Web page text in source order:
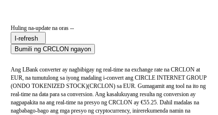
Huling na-update na oras --
I-refresh
Bumili ng CRCLON ngayon
Ang LBank converter ay nagbibigay ng real-time na exchange rate na CRCLON at
EUR, na tumutulong sa iyong madaling i-convert ang CIRCLE INTERNET GROUP
(ONDO TOKENIZED STOCK)(CRCLON) sa EUR. Gumagamit ang tool na ito ng
real-time na data para sa conversion. Ang kasalukuyang resulta ng conversion ay
nagpapakita na ang real-time na presyo ng CRCLON ay €55.25. Dahil madalas na
nagbabago-bago ang mga presyo ng cryptocurrency, inirerekumenda namin na